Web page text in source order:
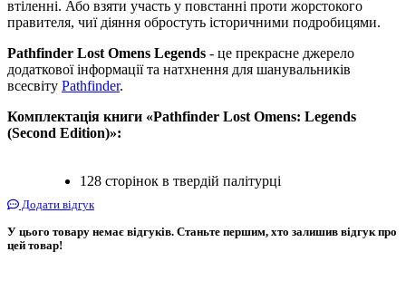
втіленні. Або взяти участь у повстанні проти жорстокого
правителя, чиї діяння обростуть історичними подробицями.
Pathfinder Lost Omens Legends - це прекрасне джерело
додаткової інформації та натхнення для шанувальників
всесвіту Pathfinder.
Комплектація книги «Pathfinder Lost Omens: Legends
(Second Edition)»:
128 сторінок в твердій палітурці
Додати відгук
У цього товару немає відгуків. Станьте першим, хто залишив відгук про
цей товар!